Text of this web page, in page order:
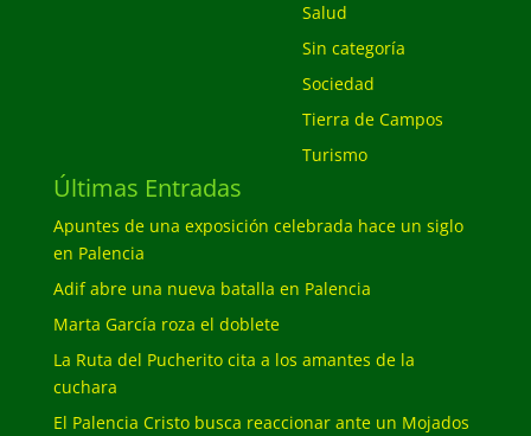
Salud
Sin categoría
Sociedad
Tierra de Campos
Turismo
Últimas Entradas
Apuntes de una exposición celebrada hace un siglo
en Palencia
Adif abre una nueva batalla en Palencia
Marta García roza el doblete
La Ruta del Pucherito cita a los amantes de la
cuchara
El Palencia Cristo busca reaccionar ante un Mojados